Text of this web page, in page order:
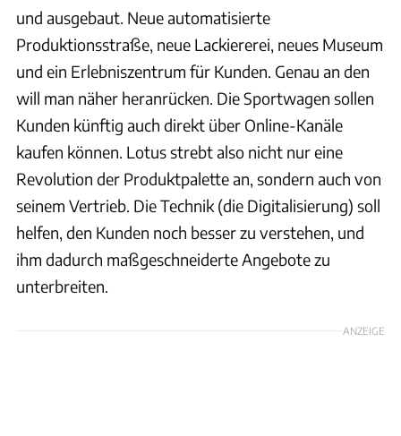
und ausgebaut. Neue automatisierte
Produktionsstraße, neue Lackiererei, neues Museum
und ein Erlebniszentrum für Kunden. Genau an den
will man näher heranrücken. Die Sportwagen sollen
Kunden künftig auch direkt über Online-Kanäle
kaufen können. Lotus strebt also nicht nur eine
Revolution der Produktpalette an, sondern auch von
seinem Vertrieb. Die Technik (die Digitalisierung) soll
helfen, den Kunden noch besser zu verstehen, und
ihm dadurch maßgeschneiderte Angebote zu
unterbreiten.
ANZEIGE